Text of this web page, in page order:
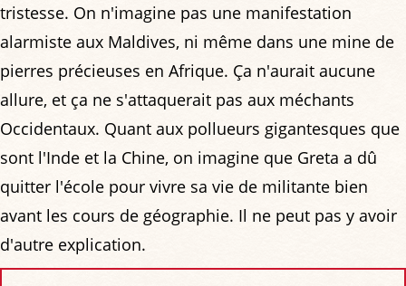
tristesse. On n'imagine pas une manifestation
alarmiste aux Maldives, ni même dans une mine de
pierres précieuses en Afrique. Ça n'aurait aucune
allure, et ça ne s'attaquerait pas aux méchants
Occidentaux. Quant aux pollueurs gigantesques que
sont l'Inde et la Chine, on imagine que Greta a dû
quitter l'école pour vivre sa vie de militante bien
avant les cours de géographie. Il ne peut pas y avoir
d'autre explication.